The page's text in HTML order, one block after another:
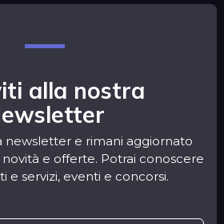
alla nostra
newsletter e rimani aggiornato
e offerte. Potrai conoscere
e servizi, eventi e concorsi.